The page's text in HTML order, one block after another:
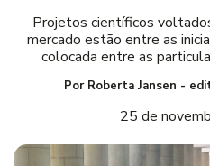
Projetos científicos
mercado estão entre as
colocada entre as
Por Roberta Jansen -
25 de